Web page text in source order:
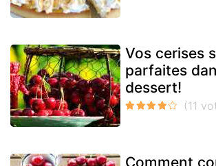
Vos cerises
parfaites
dessert!
Comment